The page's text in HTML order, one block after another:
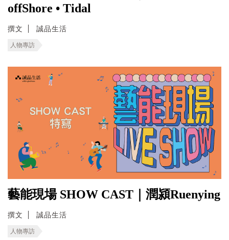
offShore • Tidal
撰文 誠品生活
人物專訪
藝能現場 SHOW CAST｜潤潁Ruenying
撰文 誠品生活
人物專訪